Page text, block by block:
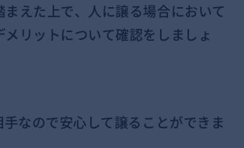
まえた上で、人に譲る場合において
リットについて確認をしましょ
なので安心して譲ることができま